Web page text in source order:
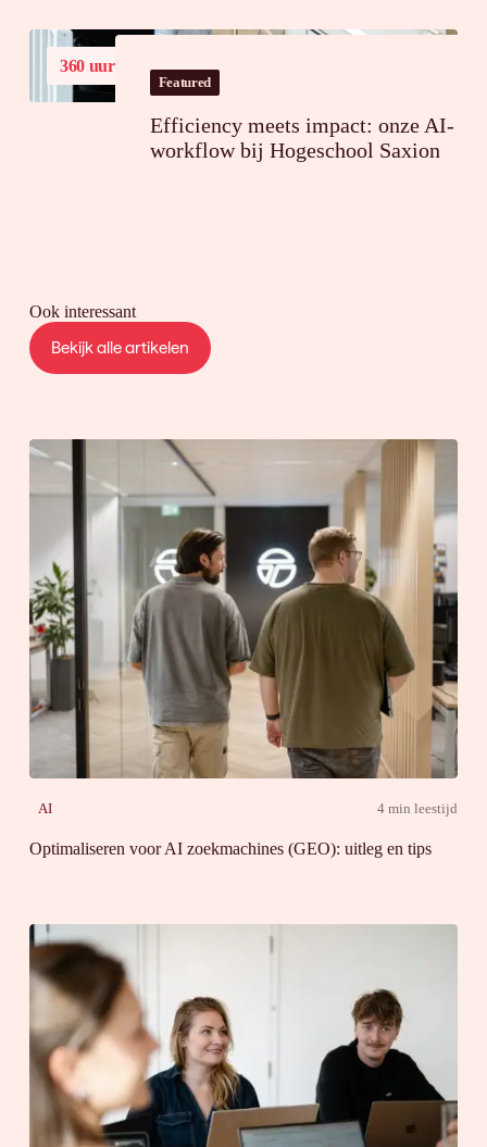
360 uurtijdsbesparing op jaarbasis
Featured
Efficiency meets impact: onze AI-
workflow bij Hogeschool Saxion
Ook interessant
Bekijk alle artikelen
AI 4 min leestijd
Optimaliseren voor AI zoekmachines (GEO): uitleg en tips